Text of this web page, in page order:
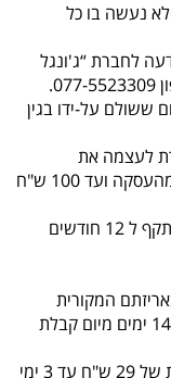
נעשה בו כל
יעשה תוך 14 יום בהודעה לחברת “ג'ונגל
ששולם על-ידו בגין
לעצמה את
הזכות לגבות מהלקוח דמי טיפול של 5 אחוז מהעסקה ועד 100 ש"ח
זיכוי - ניתן יהיה לקבל זיכוי בגובה הרכישה שתקף ל 12 חודשים
המקורית
החלפת שק המזון תעשה על ידי שליח בעלות של 29 ש"ח עד 3 ימי